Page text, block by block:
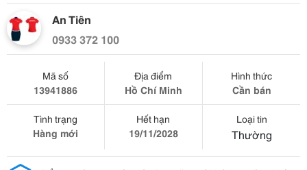
An Tiên
0933 372 100
Mã số
13941886
Địa điểm
Hồ Chí Minh
Hình thức
Cần bán
Tình trạng
Hàng mới
Hết hạn
19/11/2028
Loại tin
Thường